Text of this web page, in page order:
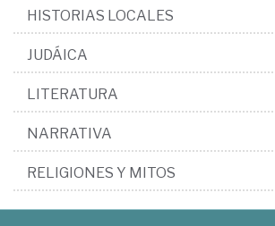
HISTORIAS LOCALES
JUDÁICA
LITERATURA
NARRATIVA
RELIGIONES Y MITOS